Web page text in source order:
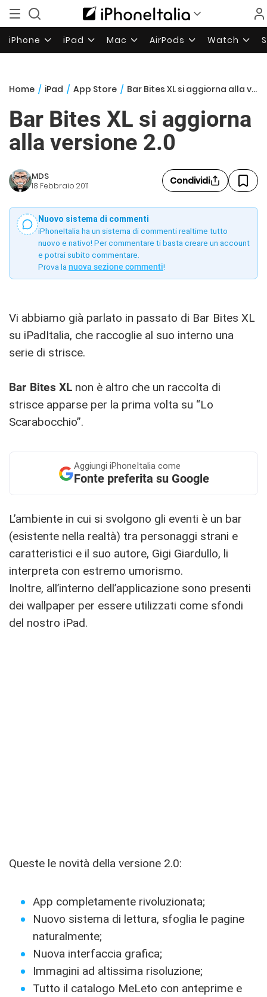
iPhone iPad Mac AirPods Watch
Home / iPad / App Store / Bar Bites XL si aggiorna alla versione 2.0
Bar Bites XL si aggiorna
alla versione 2.0
MDS
18 Febbraio 2011 Condividi
Nuovo sistema di commenti
iPhoneItalia ha un sistema di commenti realtime tutto
nuovo e nativo! Per commentare ti basta creare un account
e potrai subito commentare.
Prova la nuova sezione commenti!
Vi abbiamo già parlato in passato di Bar Bites XL
su iPadItalia, che raccoglie al suo interno una
serie di strisce.
Bar Bites XL non è altro che un raccolta di
strisce apparse per la prima volta su “Lo
Scarabocchio”.
Aggiungi iPhoneItalia come
Fonte preferita su Google
L’ambiente in cui si svolgono gli eventi è un bar
(esistente nella realtà) tra personaggi strani e
caratteristici e il suo autore, Gigi Giardullo, li
interpreta con estremo umorismo.
Inoltre, all’interno dell’applicazione sono presenti
dei wallpaper per essere utilizzati come sfondi
del nostro iPad.
Queste le novità della versione 2.0:
App completamente rivoluzionata;
Nuovo sistema di lettura, sfoglia le pagine
naturalmente;
Nuova interfaccia grafica;
Immagini ad altissima risoluzione;
Tutto il catalogo MeLeto con anteprime e